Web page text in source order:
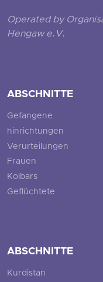
Operated by
Hengaw e.V.
ABSCHNITTE
Gefangene
hinrichtungen
Verurteilungen
Frauen
Kolbars
Geflüchtete
ABSCHNITTE
Kurdistan